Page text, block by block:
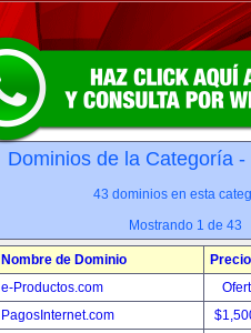
Dominios de la Categoría -
43 dominios en esta
Mostrando 1 de 43
Nombre de Dominio
Precio
e-Productos.com
PagosInternet.com